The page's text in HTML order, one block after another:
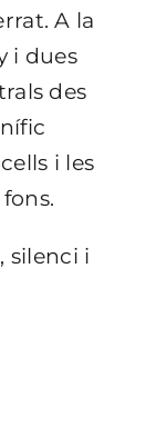
A la
i dues
des
i les
silenci i